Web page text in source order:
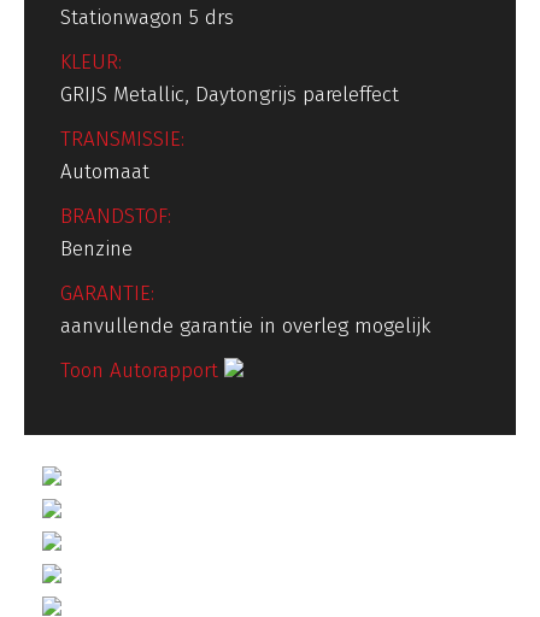
Stationwagon 5 drs
KLEUR:
GRIJS Metallic, Daytongrijs pareleffect
TRANSMISSIE:
Automaat
BRANDSTOF:
Benzine
GARANTIE:
aanvullende garantie in overleg mogelijk
Toon Autorapport